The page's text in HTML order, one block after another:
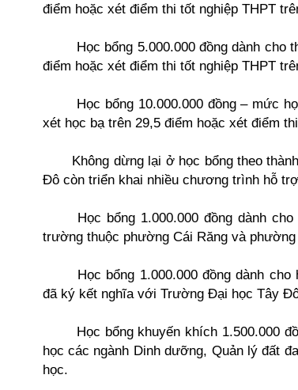
điểm hoặc xét điểm thi tốt nghiệp THPT
Học bổng 5.000.000 đồng dành cho
điểm hoặc xét điểm thi tốt nghiệp THPT
Học bổng 10.000.000 đồng – mức
xét học bạ trên 29,5 điểm hoặc xét điểm
Không dừng lại ở học bổng theo
Đô còn triển khai nhiều chương trình hỗ
Học bổng 1.000.000 đồng dành
trường thuộc phường Cái Răng và
Học bổng 1.000.000 đồng dành
đã ký kết nghĩa với Trường Đại học Tây
Học bổng khuyến khích 1.500.000
học các ngành Dinh dưỡng, Quản lý đất
học.